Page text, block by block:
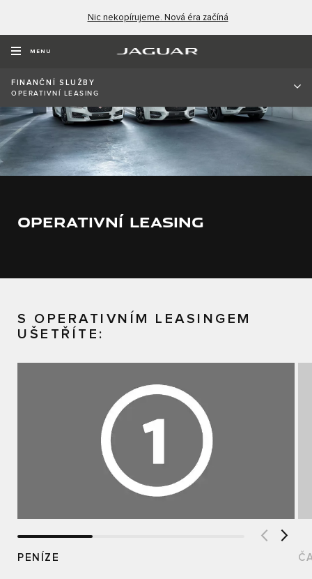
Nic nekopírujeme. Nová éra začíná
MENU
FINANČNÍ SLUŽBY
OPERATIVNÍ LEASING
OPERATIVNÍ LEASING
S OPERATIVNÍM LEASINGEM
UŠETŘÍTE:
PENÍZE